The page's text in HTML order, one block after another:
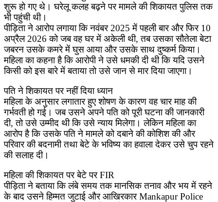
शुरू हो गए थे। घरेलू कलह बढ़ने पर मामले की शिकायत पुलिस तक
भी पहुंची थी।
पीड़िता ने आरोप लगाया कि नवंबर 2025 में पहली बार और फिर 10
अप्रैल 2026 को जब वह घर में अकेली थी, तब उसका सौतेला बेटा
जबरन उसके कमरे में घुस आया और उसके साथ दुष्कर्म किया।
महिला का कहना है कि आरोपी ने उसे धमकी दी थी कि यदि उसने
किसी को इस बारे में बताया तो उसे जान से मार दिया जाएगा।
पति ने शिकायत पर नहीं दिया ध्यान
महिला के अनुसार लगातार हुए शोषण के कारण वह चार माह की
गर्भवती हो गई। जब उसने अपने पति को पूरी घटना की जानकारी
दी, तो उसे उम्मीद थी कि उसे न्याय मिलेगा। लेकिन महिला का
आरोप है कि उसके पति ने मामले को दबाने की कोशिश की और
परिवार की बदनामी तथा बेटे के भविष्य का हवाला देकर उसे चुप रहने
की सलाह दी।
महिला की शिकायत पर बेटे पर FIR
पीड़िता ने बताया कि लंबे समय तक मानसिक तनाव और भय में रहने
के बाद उसने हिम्मत जुटाई और आखिरकार Mankapur Police